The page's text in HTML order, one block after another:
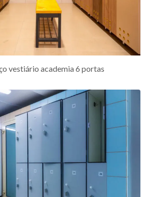
vestiário academia 6 portas